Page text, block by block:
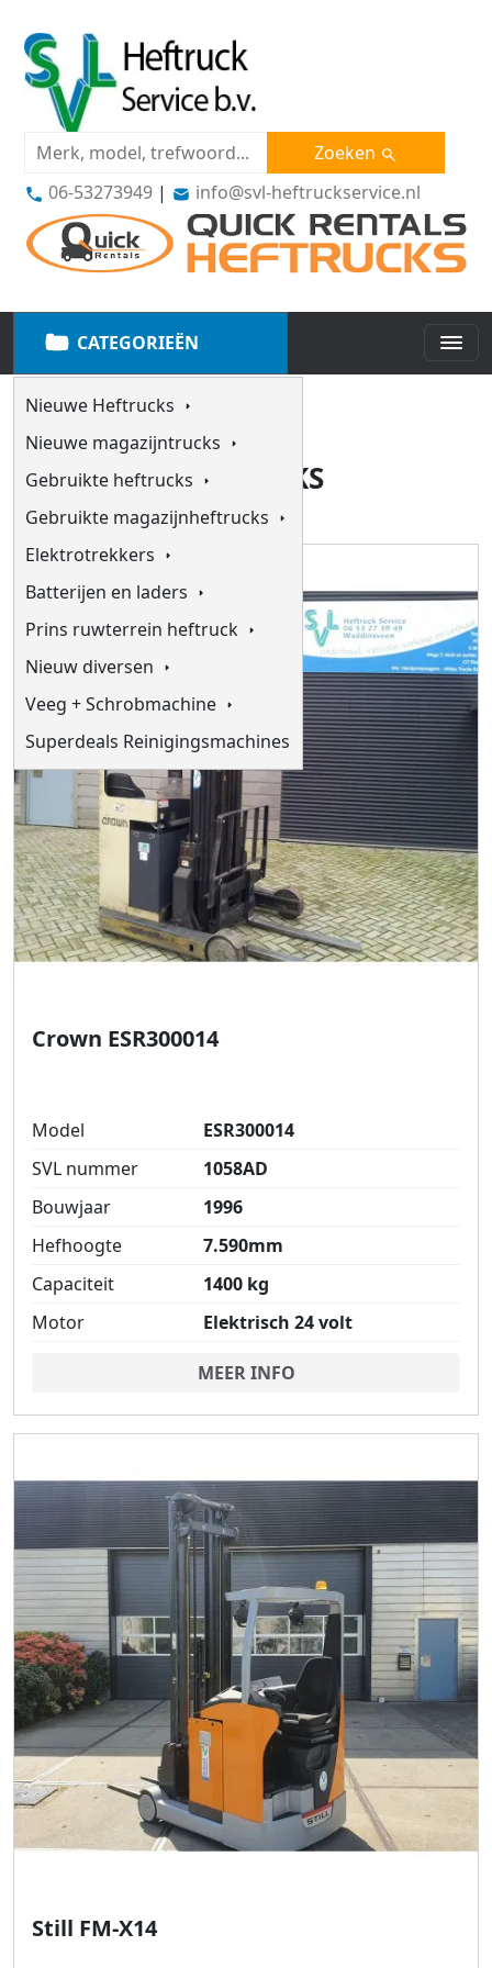
Zoeken
06-53273949 | info@svl-heftruckservice.nl
CATEGORIEËN
Nieuwe Heftrucks
Nieuwe magazijntrucks
Gebruikte heftrucks
Gebruikte magazijnheftrucks
Elektrotrekkers
Batterijen en laders
Prins ruwterrein heftruck
Nieuw diversen
Veeg + Schrobmachine
Superdeals Reinigingsmachines
GEBRUIKTE
MAGAZIJNHEFTRUCKS
Crown ESR300014
Model
ESR300014
SVL nummer
1058AD
Bouwjaar
1996
Hefhoogte
7.590mm
Capaciteit
1400 kg
Motor
Elektrisch 24 volt
MEER INFO
Still FM-X14